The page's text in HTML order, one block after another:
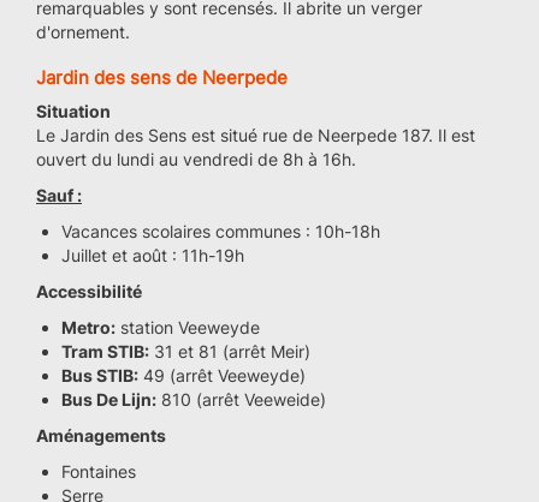
remarquables y sont recensés. Il abrite un verger
d'ornement.
Jardin des sens de Neerpede
Situation
Le Jardin des Sens est situé rue de Neerpede 187. Il est
ouvert du lundi au vendredi de 8h à 16h.
Sauf :
Vacances scolaires communes : 10h-18h
Juillet et août : 11h-19h
Accessibilité
Metro: station Veeweyde
Tram STIB: 31 et 81 (arrêt Meir)
Bus STIB: 49 (arrêt Veeweyde)
Bus De Lijn: 810 (arrêt Veeweide)
Aménagements
Fontaines
Serre